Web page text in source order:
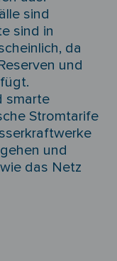
sind
sind in
da
und
smarte
Stromtarife
und
das Netz